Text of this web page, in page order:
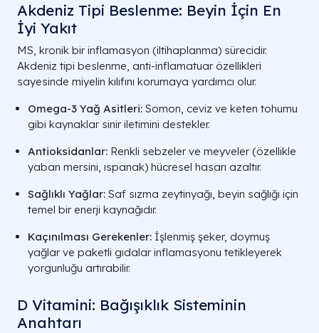
Akdeniz Tipi Beslenme: Beyin İçin En
İyi Yakıt
MS, kronik bir inflamasyon (iltihaplanma) sürecidir.
Akdeniz tipi beslenme, anti-inflamatuar özellikleri
sayesinde miyelin kılıfını korumaya yardımcı olur.
Omega-3 Yağ Asitleri: Somon, ceviz ve keten tohumu
gibi kaynaklar sinir iletimini destekler.
Antioksidanlar: Renkli sebzeler ve meyveler (özellikle
yaban mersini, ıspanak) hücresel hasarı azaltır.
Sağlıklı Yağlar: Saf sızma zeytinyağı, beyin sağlığı için
temel bir enerji kaynağıdır.
Kaçınılması Gerekenler: İşlenmiş şeker, doymuş
yağlar ve paketli gıdalar inflamasyonu tetikleyerek
yorgunluğu artırabilir.
D Vitamini: Bağışıklık Sisteminin
Anahtarı